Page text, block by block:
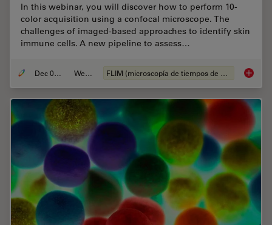
In this webinar, you will discover how to perform 10-
color acquisition using a confocal microscope. The
challenges of imaged-based approaches to identify skin
immune cells. A new pipeline to assess…
Dec 05, 2022 Webinar FLIM (microscopía de tiempos de vida de fluorescencia) Virtual